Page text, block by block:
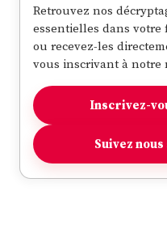
Retrouvez nos
essentielles dans votre
ou recevez-les
vous inscrivant à notre
Inscrivez-
Suivez